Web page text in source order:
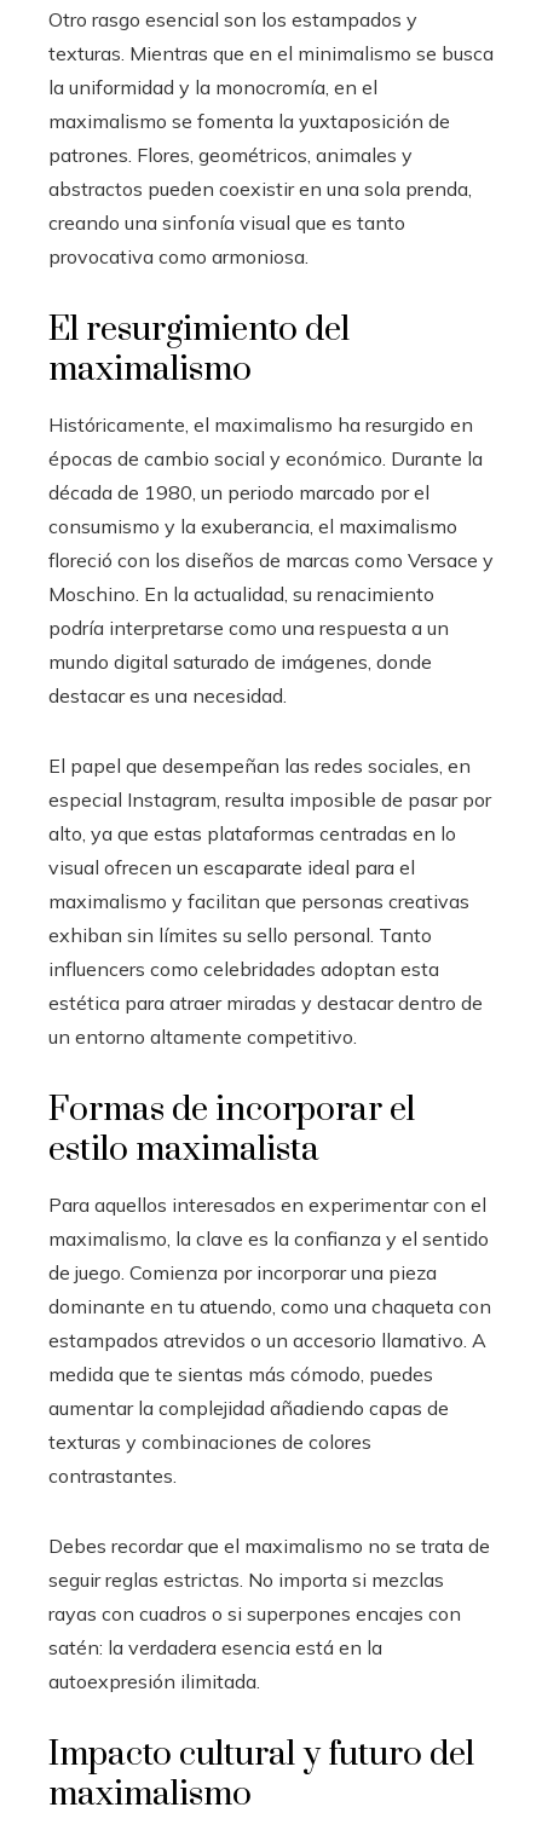
Otro rasgo esencial son los estampados y
texturas. Mientras que en el minimalismo se busca
la uniformidad y la monocromía, en el
maximalismo se fomenta la yuxtaposición de
patrones. Flores, geométricos, animales y
abstractos pueden coexistir en una sola prenda,
creando una sinfonía visual que es tanto
provocativa como armoniosa.
El resurgimiento del
maximalismo
Históricamente, el maximalismo ha resurgido en
épocas de cambio social y económico. Durante la
década de 1980, un periodo marcado por el
consumismo y la exuberancia, el maximalismo
floreció con los diseños de marcas como Versace y
Moschino. En la actualidad, su renacimiento
podría interpretarse como una respuesta a un
mundo digital saturado de imágenes, donde
destacar es una necesidad.
El papel que desempeñan las redes sociales, en
especial Instagram, resulta imposible de pasar por
alto, ya que estas plataformas centradas en lo
visual ofrecen un escaparate ideal para el
maximalismo y facilitan que personas creativas
exhiban sin límites su sello personal. Tanto
influencers como celebridades adoptan esta
estética para atraer miradas y destacar dentro de
un entorno altamente competitivo.
Formas de incorporar el
estilo maximalista
Para aquellos interesados en experimentar con el
maximalismo, la clave es la confianza y el sentido
de juego. Comienza por incorporar una pieza
dominante en tu atuendo, como una chaqueta con
estampados atrevidos o un accesorio llamativo. A
medida que te sientas más cómodo, puedes
aumentar la complejidad añadiendo capas de
texturas y combinaciones de colores
contrastantes.
Debes recordar que el maximalismo no se trata de
seguir reglas estrictas. No importa si mezclas
rayas con cuadros o si superpones encajes con
satén: la verdadera esencia está en la
autoexpresión ilimitada.
Impacto cultural y futuro del
maximalismo